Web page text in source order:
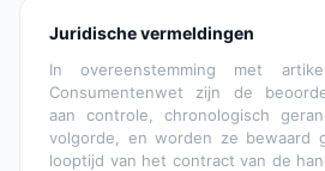
Juridische vermeldingen
In overeenstemming met
Consumentenwet zijn de
aan controle, chronologisch
volgorde, en worden ze bewaard
looptijd van het contract van de